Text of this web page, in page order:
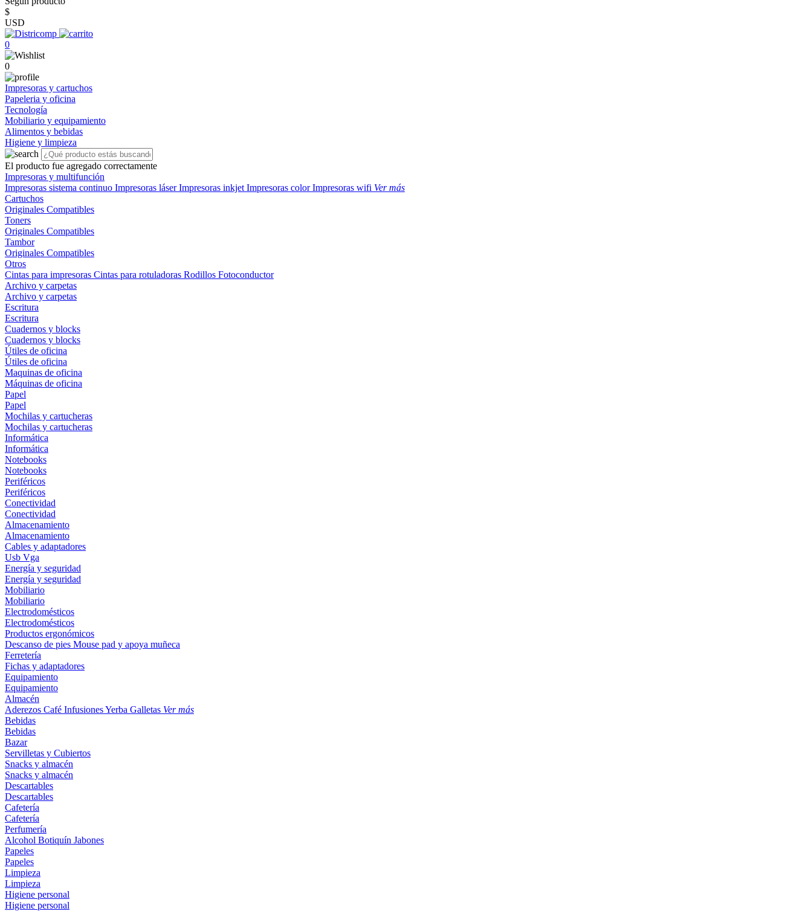
$
USD
0
0
Impresoras y cartuchos
Papeleria y oficina
Tecnología
Mobiliario y equipamiento
Alimentos y bebidas
Higiene y limpieza
El producto fue agregado correctamente
Impresoras y multifunción
Impresoras sistema continuo Impresoras láserImpresoras inkjet Impresoras colorImpresoras wifi Ver más
Cartuchos
Originales Compatibles
Toners
Originales Compatibles
Tambor
Originales Compatibles
Otros
Cintas para impresoras Cintas para rotuladoras Rodillos Fotoconductor
Archivo y carpetas
Archivo y carpetas
Escritura
Escritura
Cuadernos y blocks
Cuadernos y blocks
Útiles de oficina
Útiles de oficina
Maquinas de oficina
Máquinas de oficina
Papel
Papel
Mochilas y cartucheras
Mochilas y cartucheras
Informática
Informática
Notebooks
Notebooks
Periféricos
Periféricos
Conectividad
Conectividad
Almacenamiento
Almacenamiento
Cables y adaptadores
Usb Vga
Energía y seguridad
Energía y seguridad
Mobiliario
Mobiliario
Electrodomésticos
Electrodomésticos
Productos ergonómicos
Descanso de pies Mouse pad y apoya muñeca
Ferretería
Fichas y adaptadores
Equipamiento
Equipamiento
Almacén
Aderezos Café InfusionesYerba Galletas Ver más
Bebidas
Bebidas
Bazar
Servilletas y Cubiertos
Snacks y almacén
Snacks y almacén
Descartables
Descartables
Cafetería
Cafetería
Perfumería
Alcohol Botiquín Jabones
Papeles
Papeles
Limpieza
Limpieza
Higiene personal
Higiene personal